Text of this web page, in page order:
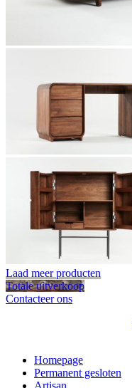
Laad meer producten
Totale uitverkoop
Contacteer ons
Homepage
Permanent gesloten
Artisan